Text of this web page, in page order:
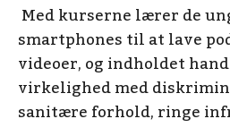
Med kurserne lærer de
smartphones til at lave
videoer, og indholdet
virkelighed med
sanitære forhold, ringe